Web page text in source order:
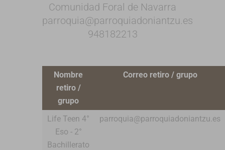
Comunidad Foral de Navarra
parroquia@parroquiadoniantzu.es
948182213
Nombre
retiro /
grupo
Correo retiro / grupo
Life Teen 4°
Eso - 2°
Bachillerato
parroquia@parroquiadoniantzu.es